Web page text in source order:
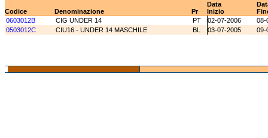
Data
Codice
Denominazione Pr Inizio
0603012B
CIG UNDER 14 PT 02-07-2006
08-
0503012C
CIU16 - UNDER 14 MASCHILE BL 03-07-2005 09-